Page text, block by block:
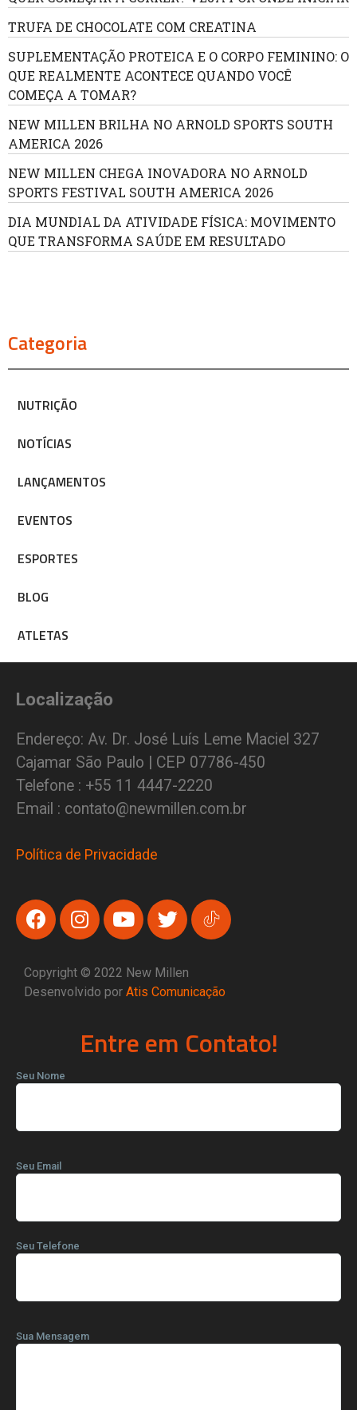
TRUFA DE CHOCOLATE COM CREATINA
SUPLEMENTAÇÃO PROTEICA E O CORPO FEMININO: O
QUE REALMENTE ACONTECE QUANDO VOCÊ
COMEÇA A TOMAR?
NEW MILLEN BRILHA NO ARNOLD SPORTS SOUTH
AMERICA 2026
NEW MILLEN CHEGA INOVADORA NO ARNOLD
SPORTS FESTIVAL SOUTH AMERICA 2026
DIA MUNDIAL DA ATIVIDADE FÍSICA: MOVIMENTO
QUE TRANSFORMA SAÚDE EM RESULTADO
Categoria
NUTRIÇÃO
NOTÍCIAS
LANÇAMENTOS
EVENTOS
ESPORTES
BLOG
ATLETAS
Localização
Endereço: Av. Dr. José Luís Leme Maciel 327
Cajamar São Paulo | CEP 07786-450
Telefone : +55 11 4447-2220
Email : contato@newmillen.com.br
Política de Privacidade
Copyright © 2022 New Millen
Desenvolvido por Atis Comunicação
Entre em Contato!
Seu Nome
Seu Email
Seu Telefone
Sua Mensagem